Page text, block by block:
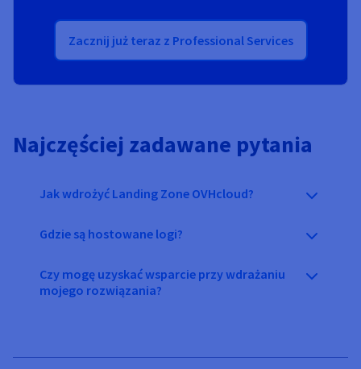
Zacznij już teraz z Professional Services
Najczęściej zadawane pytania
Jak wdrożyć Landing Zone OVHcloud?
Gdzie są hostowane logi?
Czy mogę uzyskać wsparcie przy wdrażaniu
mojego rozwiązania?